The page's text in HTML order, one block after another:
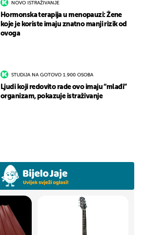
NOVO ISTRAŽIVANJE
Hormonska terapija u menopauzi: Žene
koje je koriste imaju znatno manji rizik od
ovoga
STUDIJA NA GOTOVO 1.900 OSOBA
Ljudi koji redovito rade ovo imaju “mlađi”
organizam, pokazuje istraživanje